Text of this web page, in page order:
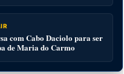
com Cabo Daciolo para ser
de Maria do Carmo